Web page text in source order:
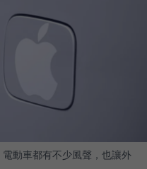
動車都有不少風聲，也讓外